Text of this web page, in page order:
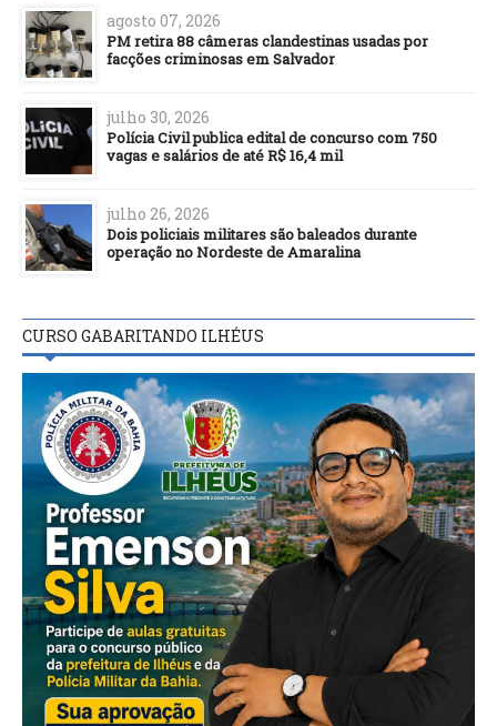
agosto 07, 2026
PM retira 88 câmeras clandestinas usadas por
facções criminosas em Salvador
julho 30, 2026
Polícia Civil publica edital de concurso com 750
vagas e salários de até R$ 16,4 mil
julho 26, 2026
Dois policiais militares são baleados durante
operação no Nordeste de Amaralina
CURSO GABARITANDO ILHÉUS